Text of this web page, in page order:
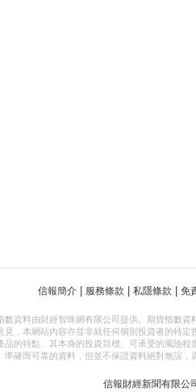
信報簡介 服務條款 私隱條款 免
數資料由財經智珠網有限公司提供。期貨指數
見，本網站內容亦並非就任何個別投資者的特
品的特點、其本身的投資目標、可承受的風險
準確而可靠的資料，但並不保證資料絕對無誤，
信報財經新聞有限公